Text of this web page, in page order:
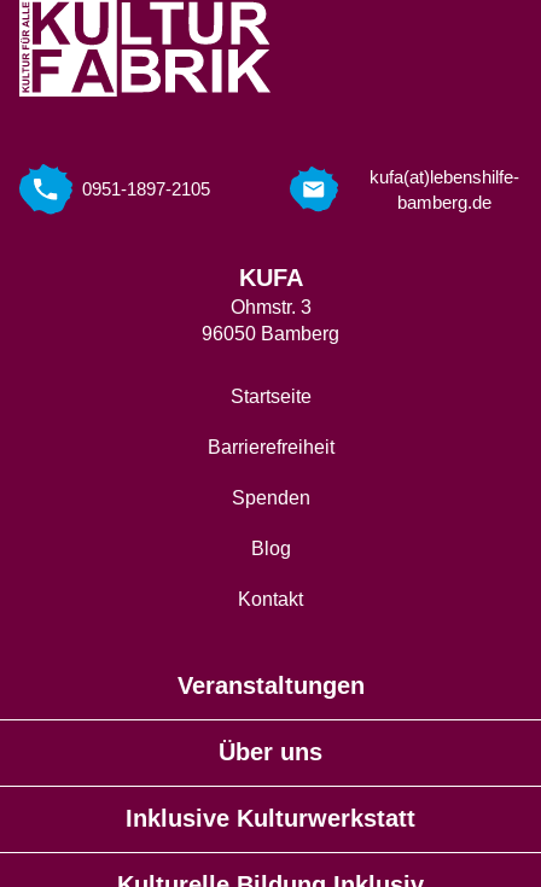
0951-1897-2105
kufa(at)lebenshilfe-
bamberg.de
KUFA
Ohmstr. 3
96050 Bamberg
Startseite
Barrierefreiheit
Spenden
Blog
Kontakt
Veranstaltungen
Über uns
Inklusive Kulturwerkstatt